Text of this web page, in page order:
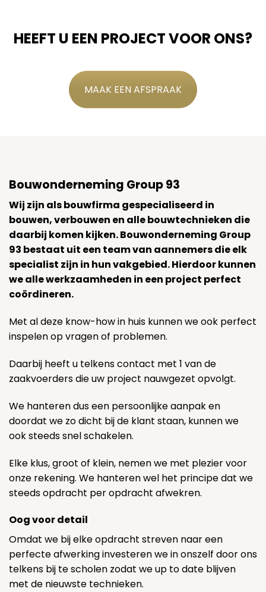
HEEFT U EEN PROJECT VOOR ONS?
MAAK EEN AFSPRAAK
Bouwonderneming Group 93
Wij zijn als bouwfirma gespecialiseerd in
bouwen, verbouwen en alle bouwtechnieken die
daarbij komen kijken. Bouwonderneming Group
93 bestaat uit een team van aannemers die elk
specialist zijn in hun vakgebied. Hierdoor kunnen
we alle werkzaamheden in een project perfect
coördineren.
Met al deze know-how in huis kunnen we ook perfect
inspelen op vragen of problemen.
Daarbij heeft u telkens contact met 1 van de
zaakvoerders die uw project nauwgezet opvolgt.
We hanteren dus een persoonlijke aanpak en
doordat we zo dicht bij de klant staan, kunnen we
ook steeds snel schakelen.
Elke klus, groot of klein, nemen we met plezier voor
onze rekening. We hanteren wel het principe dat we
steeds opdracht per opdracht afwekren.
Oog voor detail
Omdat we bij elke opdracht streven naar een
perfecte afwerking investeren we in onszelf door ons
telkens bij te scholen zodat we up to date blijven
met de nieuwste technieken.